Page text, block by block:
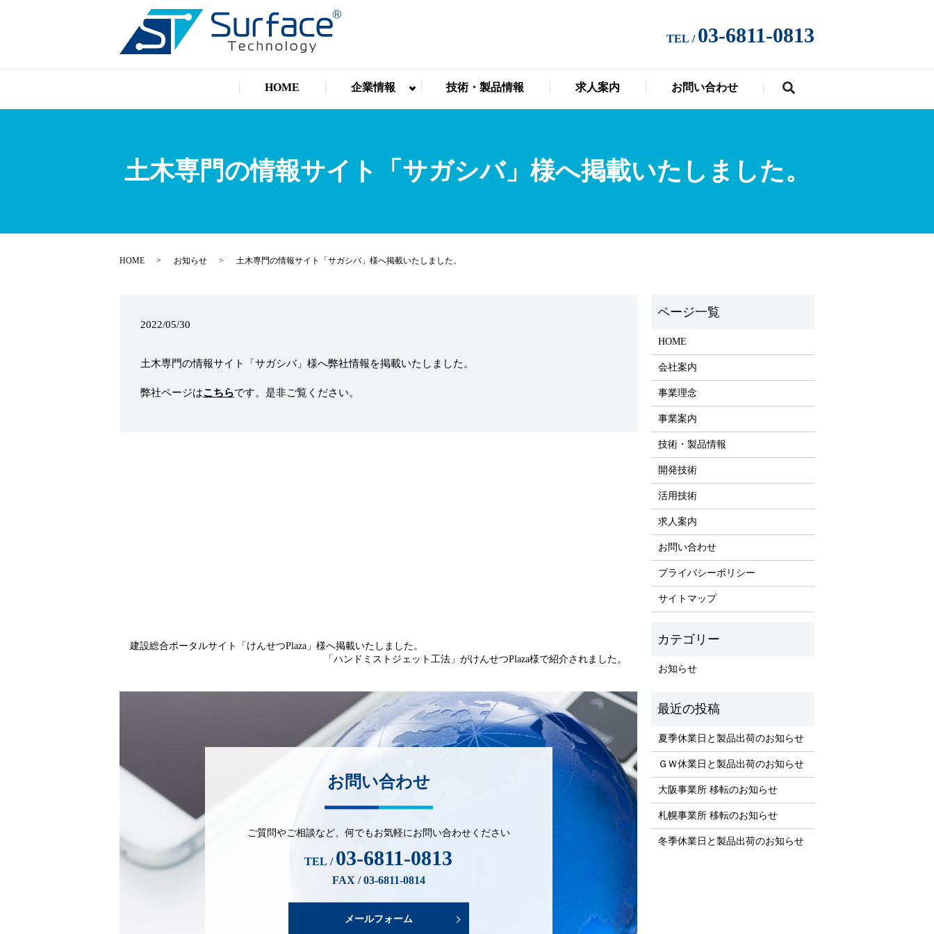
HOME 企業情報 技術・製品情報 求人案内 お問い合わせ search
TEL / 03-6811-0813
土木専門の情報サイト「サガシバ」様へ掲載いたしました。
HOME お知らせ 土木専門の情報サイト「サガシバ」様へ掲載いたしました。
2022/05/30
土木専門の情報サイト「サガシバ」様へ弊社情報を掲載いたしました。
弊社ページはこちらです。是非ご覧ください。
建設総合ポータルサイト「けんせつPlaza」様へ掲載いたしました。
「ハンドミストジェット工法」がけんせつPlaza様で紹介されました。
お問い合わせ
ご質問やご相談など、 何でもお気軽にお問い合わせください
TEL / 03-6811-0813
FAX / 03-6811-0814
メールフォーム
HOME
会社案内
事業理念
事業案内
技術・製品情報
開発技術
活用技術
求人案内
お問い合わせ
プライバシーポリシー
サイトマップ
お知らせ
夏季休業日と製品出荷のお知らせ
ＧＷ休業日と製品出荷のお知らせ
大阪事業所 移転のお知らせ
札幌事業所 移転のお知らせ
冬季休業日と製品出荷のお知らせ